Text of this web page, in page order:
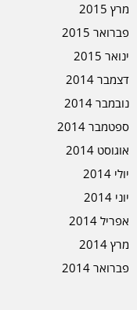
מרץ 2015
פברואר 2015
ינואר 2015
דצמבר 2014
נובמבר 2014
ספטמבר 2014
אוגוסט 2014
יולי 2014
יוני 2014
אפריל 2014
מרץ 2014
פברואר 2014